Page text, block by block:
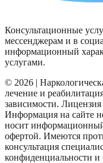
Консультационные
мессенджерам и в
информационный
услугами.
© 2026 |
лечение и
зависимости. Лицензия
Информация на сайте
носит
офертой. Имеются
консультация
конфиденциальности и